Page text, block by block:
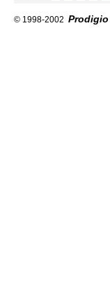
© 1998-2002 Prodigio